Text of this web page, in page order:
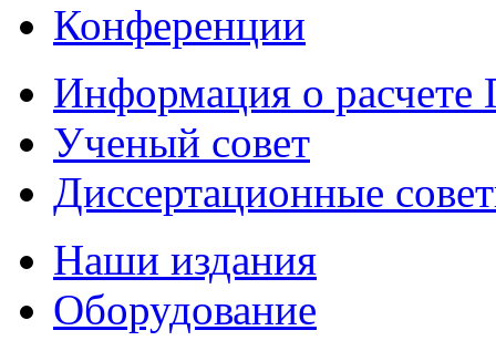
Конференции
Информация о
Ученый совет
Диссертационные
Наши издания
Оборудование